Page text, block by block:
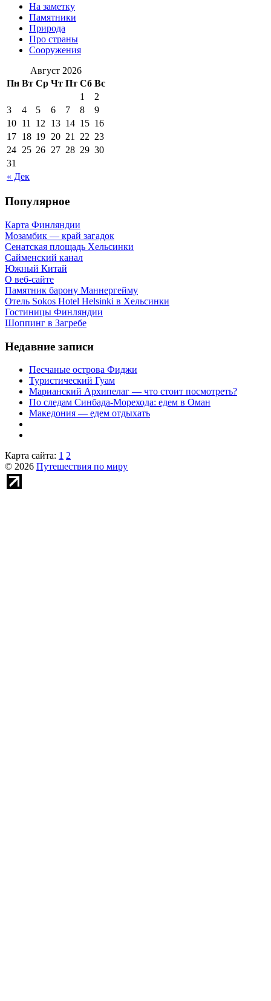
На заметку
Памятники
Природа
Про страны
Сооружения
Август 2026
Пн Вт Ср Чт Пт Сб Вс
« Дек
1
2
3
4 5 6 7 8
9
10 11 12 13 14 15 16
17 18 19 20 21 22 23
24 25 26 27 28 29 30
31
Популярное
Карта Финляндии
Мозамбик — край загадок
Сенатская площадь Хельсинки
Сайменский канал
Южный Китай
О веб-сайте
Памятник барону Маннергейму
Отель Sokos Hotel Helsinki в Хельсинки
Гостиницы Финляндии
Шоппинг в Загребе
Недавние записи
Песчаные острова Фиджи
Туристический Гуам
Марианский Архипелаг — что стоит посмотреть?
По следам Синбада-Морехода: едем в Оман
Македония — едем отдыхать
Карта сайта: 1 2
© 2026 Путешествия по миру